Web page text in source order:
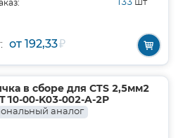
133 шт
от 192,33₽
в сборе для CTS 2,5мм2
00-K03-002-A-2P
аналог